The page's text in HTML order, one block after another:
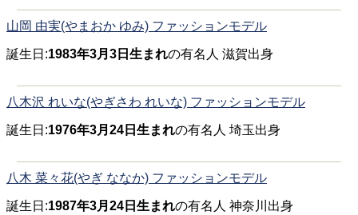
山岡 由実(やまおか ゆみ) ファッションモデル
誕生日:1983年3月3日生まれの有名人 滋賀出身
八木沢 れいな(やぎさわ れいな) ファッションモデル
誕生日:1976年3月24日生まれの有名人 埼玉出身
八木 菜々花(やぎ ななか) ファッションモデル
誕生日:1987年3月24日生まれの有名人 神奈川出身